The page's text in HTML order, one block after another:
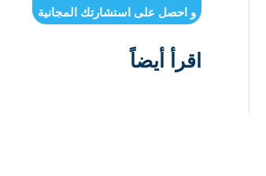
و احصل على استشارتك المجانية
اقرأ أيضاً